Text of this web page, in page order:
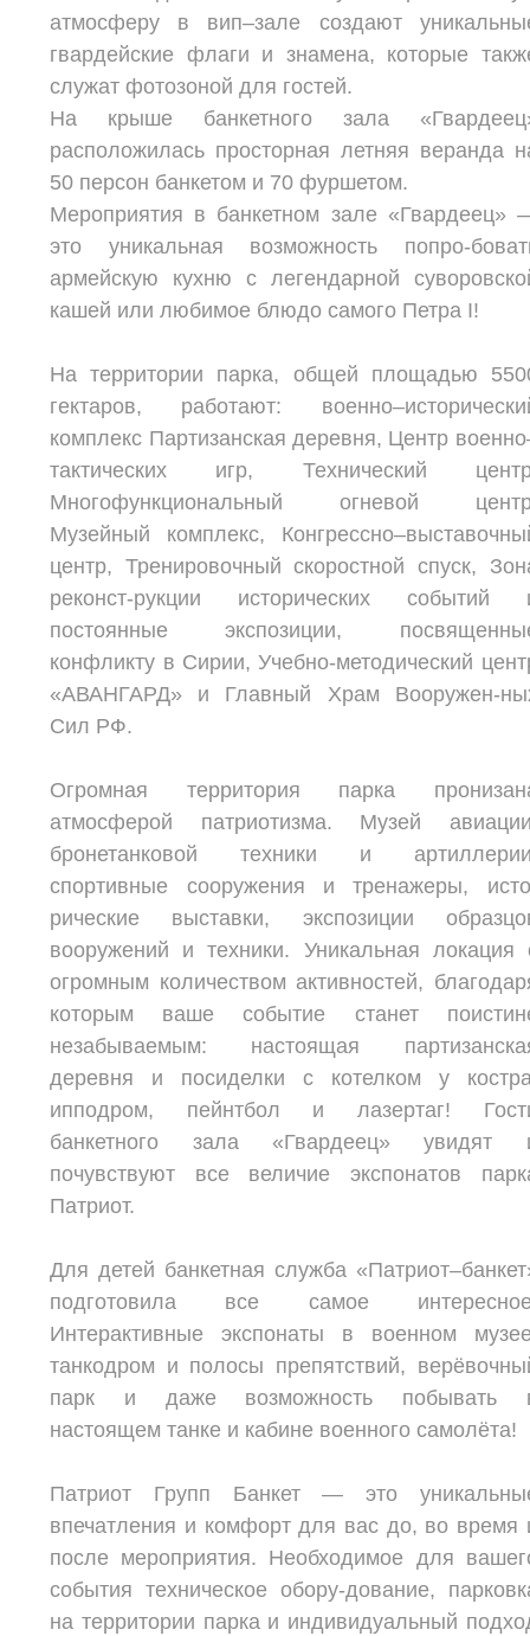
атмосферу в вип–зале создают
гвардейские флаги и знамена, которые
служат фотозоной для гостей.
На крыше банкетного зала
расположилась просторная летняя веранда
50 персон банкетом и 70 фуршетом.
Мероприятия в банкетном зале «Гвардеец»
это уникальная возможность попро-
армейскую кухню с легендарной
кашей или любимое блюдо самого Петра I!
На территории парка, общей площадью
гектаров, работают:
комплекс Партизанская деревня, Центр
тактических игр, Технический
Многофункциональный огневой
Музейный комплекс,
центр, Тренировочный скоростной спуск,
реконст-рукции исторических событий
постоянные экспозиции,
конфликту в Сирии, Учебно-методический
«АВАНГАРД» и Главный Храм Вооружен-
Сил РФ.
Огромная территория парка
атмосферой патриотизма. Музей
бронетанковой техники и
спортивные сооружения и тренажеры,
рические выставки, экспозиции
вооружений и техники. Уникальная локация
огромным количеством активностей,
которым ваше событие станет
незабываемым: настоящая
деревня и посиделки с котелком у
ипподром, пейнтбол и лазертаг!
банкетного зала «Гвардеец» увидят
почувствуют все величие экспонатов
Патриот.
Для детей банкетная служба
подготовила все самое
Интерактивные экспонаты в военном
танкодром и полосы препятствий,
парк и даже возможность побывать
настоящем танке и кабине военного самолёта!
Патриот Групп Банкет — это
впечатления и комфорт для вас до, во время
после мероприятия. Необходимое для
события техническое обору-дование,
на территории парка и индивидуальный